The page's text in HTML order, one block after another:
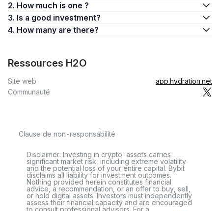
2. How much is one ?
3. Is a good investment?
4. How many are there?
Ressources H2O
Site web
app.hydration.net
Communauté
Clause de non-responsabilité
Disclaimer: Investing in crypto-assets carries
significant market risk, including extreme volatility
and the potential loss of your entire capital. Bybit
disclaims all liability for investment outcomes.
Nothing provided herein constitutes financial
advice, a recommendation, or an offer to buy, sell,
or hold digital assets. Investors must independently
assess their financial capacity and are encouraged
to consult professional advisors. For a